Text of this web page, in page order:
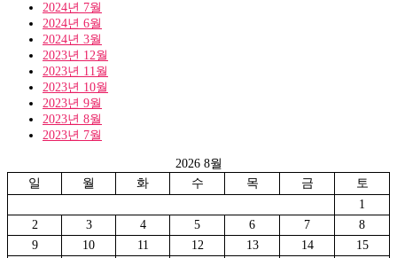
2024년 7월
2024년 6월
2024년 3월
2023년 12월
2023년 11월
2023년 10월
2023년 9월
2023년 8월
2023년 7월
2026 8월
일
월 화 수 목 금
토
1
2
3 4 5 6 7
8
9
10 11 12 13 14
15